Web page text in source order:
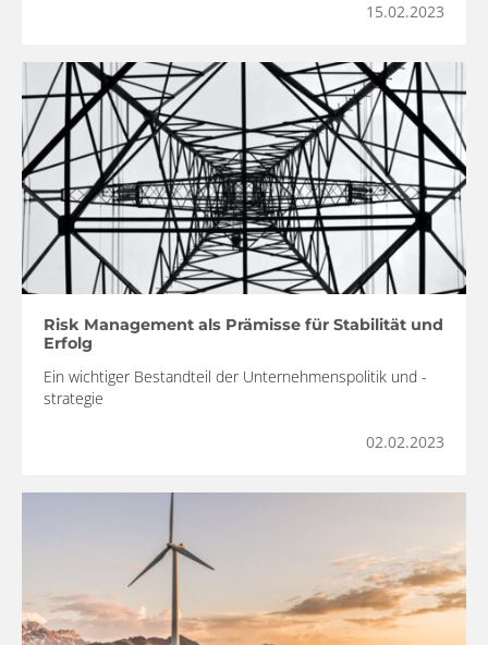
15.02.2023
Risk Management als Prämisse für Stabilität und
Erfolg
Ein wichtiger Bestandteil der Unternehmenspolitik und -
strategie
02.02.2023